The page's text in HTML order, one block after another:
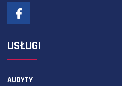
USŁUGI
AUDYTY